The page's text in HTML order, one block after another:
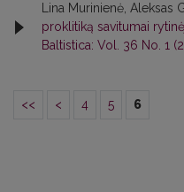
Lina Murinienė, Aleksas
proklitiką savitumai
Baltistica: Vol. 36 No. 1
<< < 4 5 6